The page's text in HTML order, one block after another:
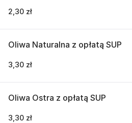
2,30 zł
Oliwa Naturalna z opłatą SUP
3,30 zł
Oliwa Ostra z opłatą SUP
3,30 zł